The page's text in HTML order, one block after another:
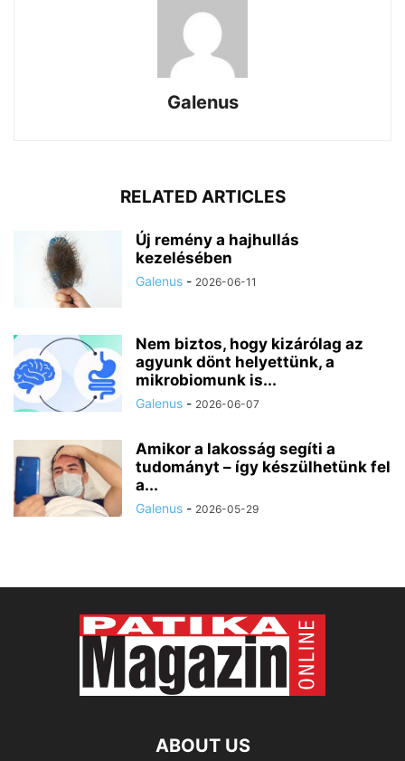
Galenus
RELATED ARTICLES
Új remény a hajhullás
kezelésében
Galenus - 2026-06-11
Nem biztos, hogy kizárólag az
agyunk dönt helyettünk, a
mikrobiomunk is...
Galenus - 2026-06-07
Amikor a lakosság segíti a
tudományt – így készülhetünk fel
a...
Galenus - 2026-05-29
ABOUT US